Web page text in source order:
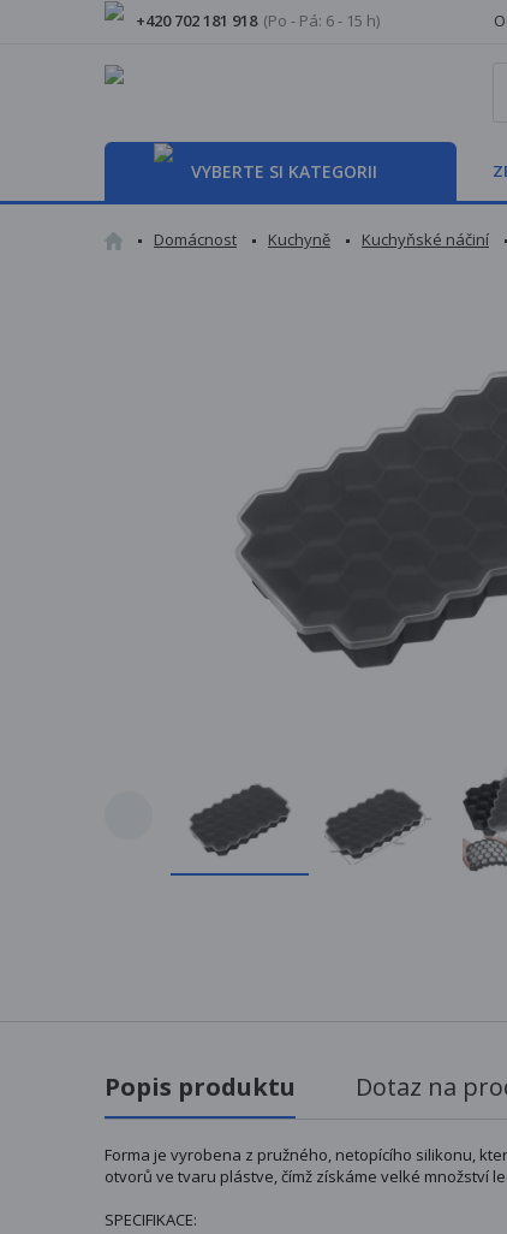
+420 702 181 918 (Po - Pá: 6 - 15 h)
VYBERTE SI KATEGORII
Domácnost Kuchyně Kuchyňské náčiní
Popis produktu Dotaz na
Forma je vyrobena z pružného, netopícího silikonu,
otvorů ve tvaru plástve, čímž získáme velké množství
SPECIFIKACE: